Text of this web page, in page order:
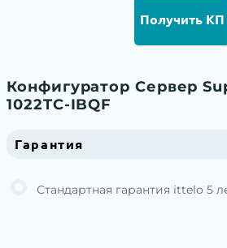
Получить КП
Конфигуратор Сервер
1022TC-IBQF
Гарантия
Стандартная гарантия ittelo 5